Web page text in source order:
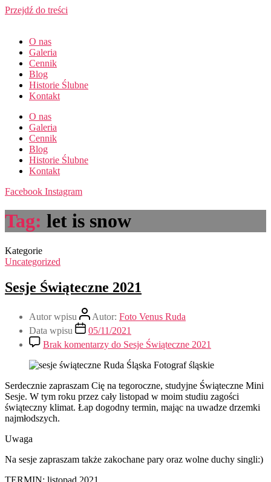
Przejdź do treści
O nas
Galeria
Cennik
Blog
Historie Ślubne
Kontakt
O nas
Galeria
Cennik
Blog
Historie Ślubne
Kontakt
Facebook Instagram
Tag: let is snow
Kategorie
Uncategorized
Sesje Świąteczne 2021
Autor wpisu Autor: Foto Venus Ruda
Data wpisu
05/11/2021
Brak komentarzy do Sesje Świąteczne 2021
Serdecznie zapraszam Cię na tegoroczne, studyjne Świąteczne Mini
Sesje. W tym roku przez cały listopad w moim studiu zagości
świąteczny klimat. Łap dogodny termin, mając na uwadze drzemki
najmłodszych.
Uwaga
Na sesje zapraszam także zakochane pary oraz wolne duchy singli:)
TERMIN: listopad 2021